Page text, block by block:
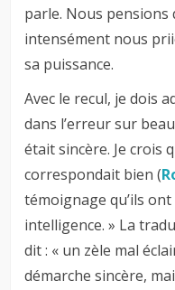
parle. Nous
intensément nous
sa puissance.
Avec le recul, je dois
dans l’erreur sur
était sincère. Je crois
correspondait bien (
témoignage qu’ils
intelligence. » La
dit : « un zèle mal
démarche sincère,